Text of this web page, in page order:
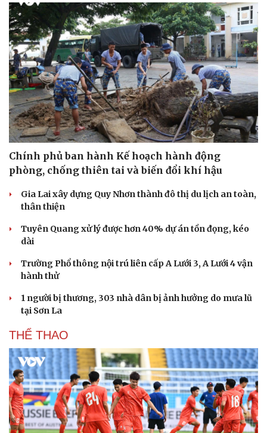
Chính phủ ban hành Kế hoạch hành động
phòng, chống thiên tai và biến đổi khí hậu
Gia Lai xây dựng Quy Nhơn thành đô thị du lịch an toàn,
thân thiện
Tuyên Quang xử lý được hơn 40% dự án tồn đọng, kéo
dài
Trường Phổ thông nội trú liên cấp A Lưới 3, A Lưới 4 vận
hành thử
1 người bị thương, 303 nhà dân bị ảnh hưởng do mưa lũ
tại Sơn La
THỂ THAO